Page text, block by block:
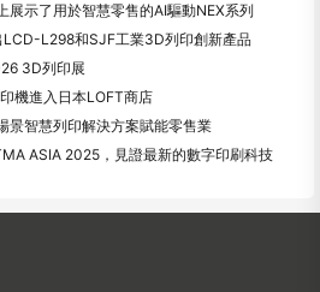
展示了用於智慧零售的AI驅動NEX系列
L298和SJF工業3D列印創新產品
3D列印展
機進入日本LOFT商店
景智慧列印解決方案賦能零售業
ASIA 2025，見證最新的數字印刷科技